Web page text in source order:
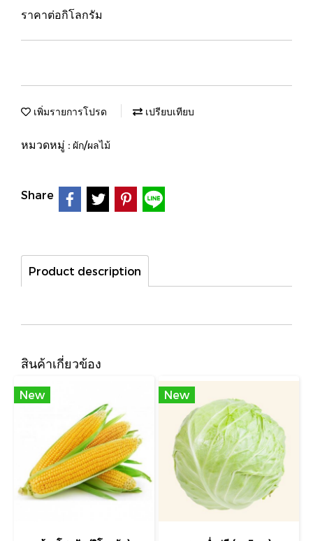
ราคาต่อกิโลกรัม
เพิ่มรายการโปรด เปรียบเทียบ
หมวดหมู่ : ผัก/ผลไม้
Share
Product description
สินค้าเกี่ยวข้อง
New New